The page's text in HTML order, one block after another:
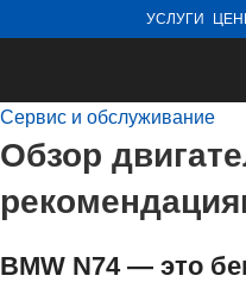
УСЛУГИ
Сервис и обслуживание
Обзор
BMW N74 — это